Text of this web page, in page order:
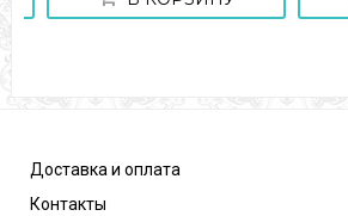
Доставка и оплата
Контакты